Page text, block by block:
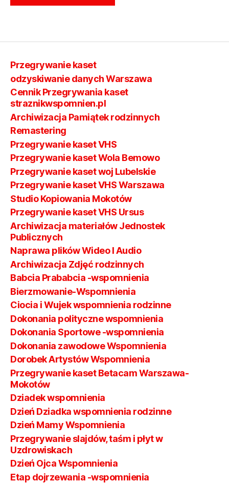
Przegrywanie kaset
odzyskiwanie danych Warszawa
Cennik Przegrywania kaset
straznikwspomnien.pl
Archiwizacja Pamiątek rodzinnych
Remastering
Przegrywanie kaset VHS
Przegrywanie kaset Wola Bemowo
Przegrywanie kaset woj Lubelskie
Przegrywanie kaset VHS Warszawa
Studio Kopiowania Mokotów
Przegrywanie kaset VHS Ursus
Archiwizacja materiałów Jednostek
Publicznych
Naprawa plików Wideo I Audio
Archiwizacja Zdjęć rodzinnych
Babcia Prababcia -wspomnienia
Bierzmowanie-Wspomnienia
Ciocia i Wujek wspomnienia rodzinne
Dokonania polityczne wspomnienia
Dokonania Sportowe -wspomnienia
Dokonania zawodowe Wspomnienia
Dorobek Artystów Wspomnienia
Przegrywanie kaset Betacam Warszawa-
Mokotów
Dziadek wspomnienia
Dzień Dziadka wspomnienia rodzinne
Dzień Mamy Wspomnienia
Przegrywanie slajdów, taśm i płyt w
Uzdrowiskach
Dzień Ojca Wspomnienia
Etap dojrzewania -wspomnienia